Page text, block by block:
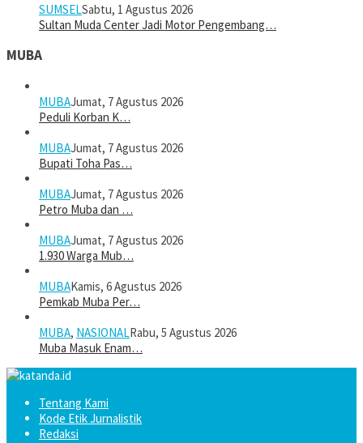
SUMSELSabtu, 1 Agustus 2026
Sultan Muda Center Jadi Motor Pengembang…
MUBA
MUBAJumat, 7 Agustus 2026
Peduli Korban K…
MUBAJumat, 7 Agustus 2026
Bupati Toha Pas…
MUBAJumat, 7 Agustus 2026
Petro Muba dan …
MUBAJumat, 7 Agustus 2026
1.930 Warga Mub…
MUBAKamis, 6 Agustus 2026
Pemkab Muba Per…
MUBA, NASIONALRabu, 5 Agustus 2026
Muba Masuk Enam…
Tentang Kami
Kode Etik Jurnalistik
Redaksi